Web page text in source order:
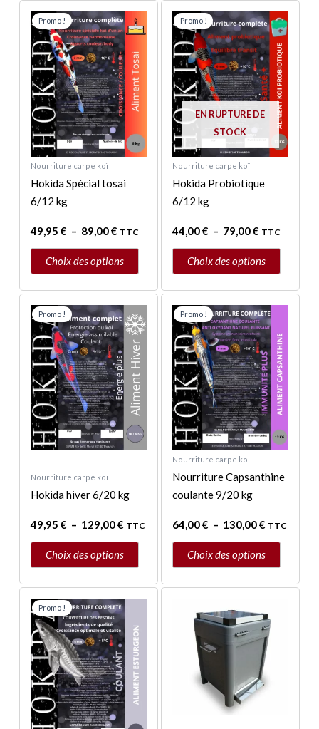
Promo !
Nourriture carpe koï
Hokida Spécial tosai
6/12 kg
49,95€ – 89,00€
de
prix :
49,95 €
à
89,00 €
TTC
Choix des options
produit
a
plusieurs
variations.
Les
options
peuvent
être
choisies
sur
la
produit
EN RUPTURE DE
STOCK
Promo !
Nourriture carpe koï
Hokida Probiotique
6/12 kg
44,00€ – 79,00€
de
prix :
44,00 €
à
79,00 €
TTC
Choix des options
produit
a
plusieurs
variations.
Les
options
peuvent
être
choisies
sur
la
produit
Promo !
Nourriture carpe koï
Hokida hiver 6/20 kg
49,95€ – 129,00€
de
prix :
49,95 €
129,00 €
TTC
Choix des options
produit
a
plusieurs
variations.
Les
options
peuvent
être
sur
la
produit
Promo !
Nourriture carpe koï
Nourriture Capsanthine
coulante 9/20 kg
64,00€ – 130,00€
de
prix :
64,00 €
à
130,00 €
TTC
Choix des options
produit
a
plusieurs
variations.
Les
options
peuvent
être
choisies
sur
la
produit
Promo !
de
prix :
38,00 €
à
89,00 €
produit
a
plusieurs
variations.
Les
options
peuvent